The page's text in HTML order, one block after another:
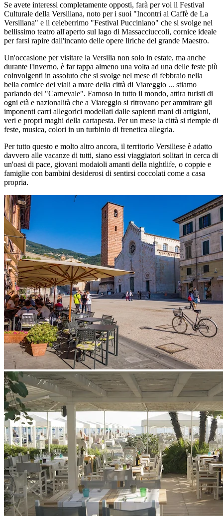
Se avete interessi completamente opposti, farà per voi il Festival
Culturale della Versiliana, noto per i suoi "Incontri al Caffè de La
Versiliana" e il celeberrimo "Festival Pucciniano" che si svolge nel
bellissimo teatro all'aperto sul lago di Massacciuccoli, cornice ideale
per farsi rapire dall'incanto delle opere liriche del grande Maestro.
Un'occasione per visitare la Versilia non solo in estate, ma anche
durante l'inverno, è far tappa almeno una volta ad una delle feste più
coinvolgenti in assoluto che si svolge nel mese di febbraio nella
bella cornice dei viali a mare della città di Viareggio ... stiamo
parlando del "Carnevale". Famoso in tutto il mondo, attira turisti di
ogni età e nazionalità che a Viareggio si ritrovano per ammirare gli
imponenti carri allegorici modellati dalle sapienti mani di artigiani,
veri e propri maghi della cartapesta. Per un mese la città si riempie di
feste, musica, colori in un turbinio di frenetica allegria.
Per tutto questo e molto altro ancora, il territorio Versiliese è adatto
davvero alle vacanze di tutti, siano essi viaggiatori solitari in cerca di
un'oasi di pace, giovani modaioli amanti della nightlife, o coppie e
famiglie con bambini desiderosi di sentirsi coccolati come a casa
propria.